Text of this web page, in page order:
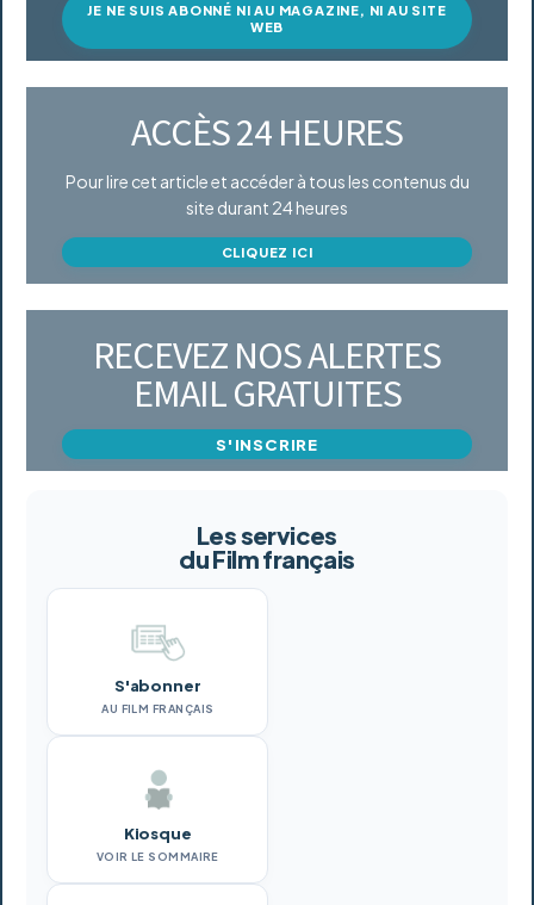
JE NE SUIS ABONNÉ NI AU MAGAZINE, NI AU SITE
WEB
ACCÈS 24 HEURES
Pour lire cet article et accéder à tous les contenus du
site durant 24 heures
CLIQUEZ ICI
RECEVEZ NOS ALERTES
EMAIL GRATUITES
S'INSCRIRE
Les services
du Film français
S'abonner
AU FILM FRANÇAIS
Kiosque
VOIR LE SOMMAIRE